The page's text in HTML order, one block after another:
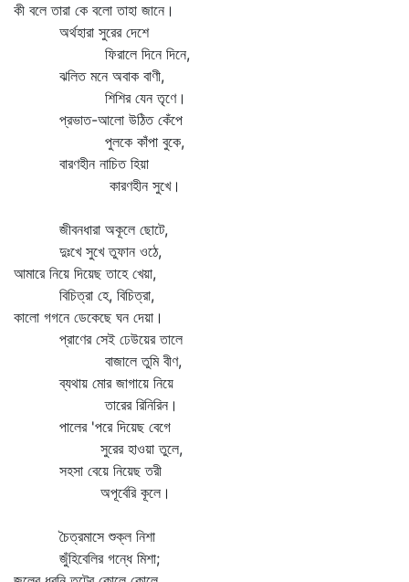
কী বলে তারা কে বলো তাহা জানে।
অর্থহারা সুরের দেশে
ফিরালে দিনে দিনে,
ঝলিত মনে অবাক বাণী,
শিশির যেন তৃণে।
প্রভাত-আলো উঠিত কেঁপে
পুলকে কাঁপা বুকে,
বারণহীন নাচিত হিয়া
কারণহীন সুখে।
জীবনধারা অকূলে ছোটে,
দুঃখে সুখে তুফান ওঠে,
আমারে নিয়ে দিয়েছ তাহে খেয়া,
বিচিত্রা হে, বিচিত্রা,
কালো গগনে ডেকেছে ঘন দেয়া।
প্রাণের সেই ঢেউয়ের তালে
বাজালে তুমি বীণ,
ব্যথায় মোর জাগায়ে নিয়ে
তারের রিনিরিন।
পালের 'পরে দিয়েছ বেগে
সুরের হাওয়া তুলে,
সহসা বেয়ে নিয়েছ তরী
অপূর্বেরি কূলে।
চৈত্রমাসে শুক্ল নিশা
জুঁহিবেলির গন্ধে মিশা;